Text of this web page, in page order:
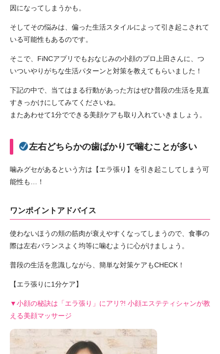
因になってしまうかも。
そしてその悩みは、偏った生活スタイルによって引き起こされて
いる可能性もあるのです。
そこで、FiNCアプリでもおなじみの小顔のプロ上田さんに、つ
いついやりがちな生活パターンと対策を教えてもらいました！
下記の中で、当てはまる行動があった方はぜひ普段の生活を見直
すきっかけにしてみてくださいね。
またあわせて1分でできる美顔ケアも取り入れていきましょう。
左右どちらかの歯ばかりで噛むことが多い
噛みグセがあるという方は【エラ張り】を引き起こしてしまう可
能性も…！
ワンポイントアドバイス
使わないほうの頬の筋肉が衰えやすくなってしまうので、食事の
際は左右バランスよく均等に噛むように心がけましょう。
普段の生活を意識しながら、簡単な対策ケアもCHECK！
【エラ張りに1分ケア】
▼小顔の秘訣は「エラ張り」にアリ?! 小顔エステティシャンが教
える美顔マッサージ